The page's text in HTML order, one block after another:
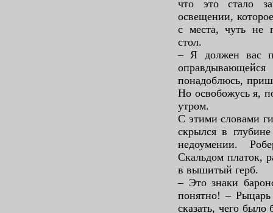
что это стало
освещении,
с места, чуть не
стол.
– Я должен вас
понадоблюсь,
Но освобожусь я,
утром.
С этими словами
скрылся в
недоумении.
Скальдом платок,
в вышитый герб.
– Это знаки
понятно! –
сказать, чего было